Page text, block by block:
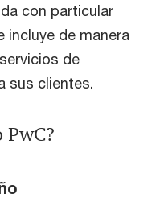
con particular
incluye de manera
de
sus clientes.